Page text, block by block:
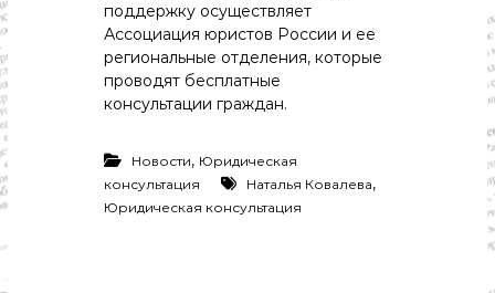
поддержку осуществляет
Ассоциация юристов России и ее
региональные отделения, которые
проводят бесплатные
консультации граждан.
Новости, Юридическая
консультация
Наталья Ковалева,
Юридическая консультация